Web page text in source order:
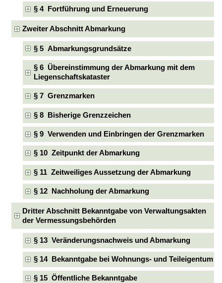
§ 4 Fortführung und Erneuerung
Zweiter Abschnitt Abmarkung
§ 5 Abmarkungsgrundsätze
§ 6 Übereinstimmung der Abmarkung mit dem
Liegenschaftskataster
§ 7 Grenzmarken
§ 8 Bisherige Grenzzeichen
§ 9 Verwenden und Einbringen der Grenzmarken
§ 10 Zeitpunkt der Abmarkung
§ 11 Zeitweiliges Aussetzung der Abmarkung
§ 12 Nachholung der Abmarkung
Dritter Abschnitt Bekanntgabe von Verwaltungsakten
der Vermessungsbehörden
§ 13 Veränderungsnachweis und Abmarkung
§ 14 Bekanntgabe bei Wohnungs- und Teileigentum
§ 15 Öffentliche Bekanntgabe